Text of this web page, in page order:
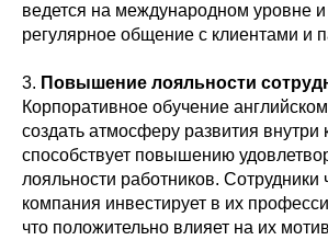
ведется на международном уровне и
регулярное общение с клиентами и
3. Повышение лояльности
Корпоративное обучение
создать атмосферу развития внутри
способствует повышению
лояльности работников. Сотрудники
компания инвестирует в их
что положительно влияет на их